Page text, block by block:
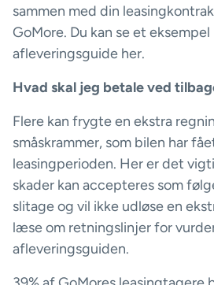
sammen med din
GoMore. Du kan se et eksempel
afleveringsguide her.
Hvad skal jeg betale ved
Flere kan frygte en ekstra
småskrammer, som bilen har
leasingperioden. Her er det
skader kan accepteres som
slitage og vil ikke udløse en
læse om retningslinjer for
afleveringsguiden.